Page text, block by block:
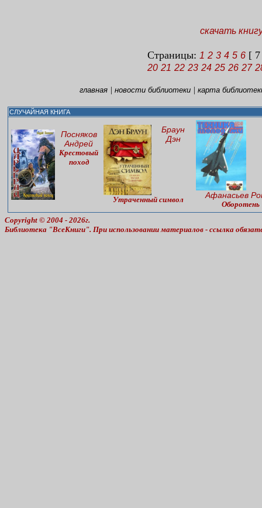
скачать
Страницы: 1 2 3 4 5 6 [
20 21 22 23 24 25 26 27
главная| новости библиотеки| карта
СЛУЧАЙНАЯ КНИГА
Посняков
Андрей
Крестовый
поход
Браун
Дэн
Утраченный символ Афанасьев
Оборотень
Copyright © 2004 - 2026г.
Библиотека "ВсеКниги". При использовании материалов - ссылка